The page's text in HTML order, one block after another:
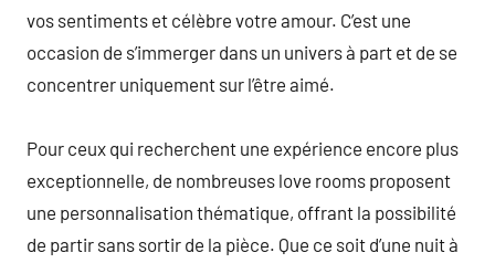
vos sentiments et célèbre votre amour. C’est une
occasion de s’immerger dans un univers à part et de se
concentrer uniquement sur l’être aimé.
Pour ceux qui recherchent une expérience encore plus
exceptionnelle, de nombreuses love rooms proposent
une personnalisation thématique, offrant la possibilité
de partir sans sortir de la pièce. Que ce soit d’une nuit à